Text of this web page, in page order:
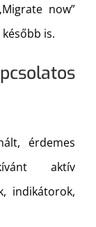
now”
is.
érdemes
aktív
indikátorok,